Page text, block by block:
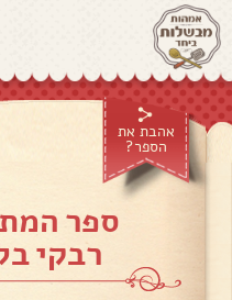
אהבת את
הספר?
ספר
רבקי